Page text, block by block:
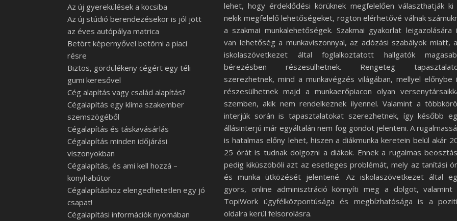
Az új gyerekülések a kocsiba
Az új stúdió berendezésekor is jól jött
az éves autópálya matrica
Betört képernyővel betörni a piaci
résre
Biztos, gördülékeny cégért egy téli
gumi keresővel
Cég alapítás vagy család alapítás?
Cégalapítás egy klíma szakember
szemszögéből
Cégalapítás és táskavásárlás
Cégalapítás minden időjárási
viszonyokban
Cégalapítás, és ami kell hozzá –
konyhabútor
Cégalapításhoz elengedhetetlen egy jó
csapat!
Cégalapítási információk nyomában
lehet, hogy érdeklődési körüknek megfelelően választhatják ki
nekik megfelelő lehetőségeket, rögtön elérhetővé válnak
a szakmai munkalehetőségek. Szakmai gyakorlat leigazolására
van lehetőség a munkaviszonnyal, az adózási szabályok miatt,
iskolaszövetkezet által foglalkoztatott hallgatók
bérezésben részesülhetnek. Rengeteg
szerezhetnek, mind a munkavégzés világában, mellyel előnybe
részesülhetnek majd a munkaerőpiacon olyan
szemben, akik nem rendelkeznek ilyennel. Valamint a
interjúk során is tapasztalatokat szerezhetnek, így később
állásinterjú már egyáltalán nem fog gondot jelenteni. A
is hatalmas előny lehet, hiszen a diákmunka keretein belül akár
25 órát is tudnak dolgozni a diákok. Ennek a rugalmas
pedig kiküszöböli azt az esetleges problémát, mely az tanítási
és munka ütközését jelentené. Az iskolaszövetkezet által
gyors, online adminisztráció könnyíti meg a dolgot, valamint
TopiWork ügyfélközpontúsága és megbízhatósága is a
oldalra kerül felsorolásra.